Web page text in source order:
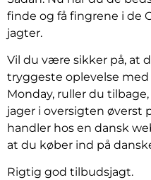
finde og få fingrene i de
jagter.
Vil du være sikker på, at
tryggeste oplevelse
Monday, ruller du
jager i oversigten øverst
handler hos en dansk
at du køber ind på
Rigtig god tilbudsjagt.